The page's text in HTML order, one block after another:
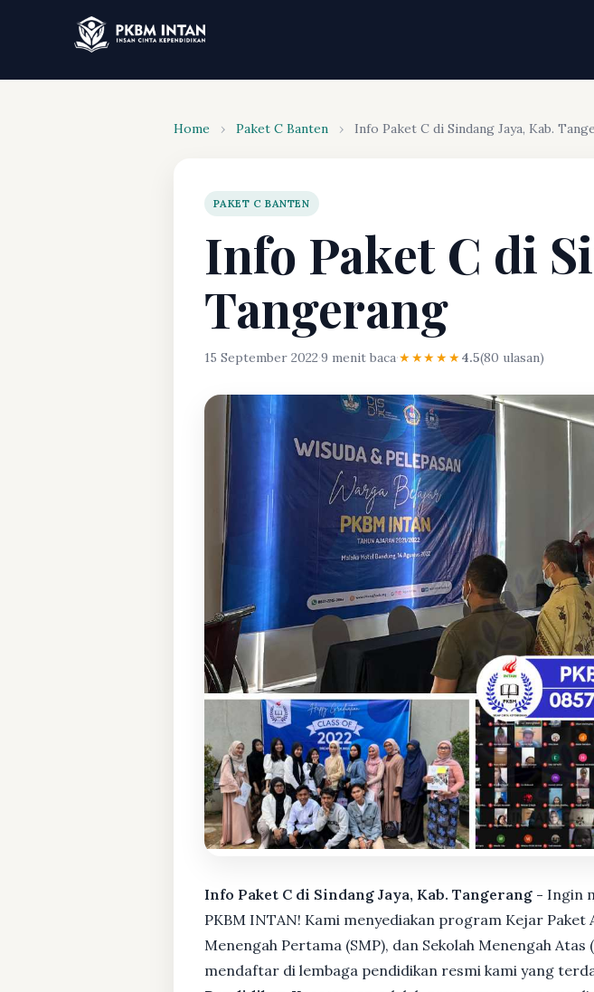
Home › Paket C Banten › Info Paket C di Sindang Jaya, Kab.
PAKET C BANTEN
Info Paket C di
Tangerang
15 September 2022·9 menit baca·★★★★★4.5(80 ulasan)
Info Paket C di Sindang Jaya, Kab. Tangerang - Ingin
PKBM INTAN! Kami menyediakan program Kejar Paket
Menengah Pertama (SMP), dan Sekolah Menengah
mendaftar di lembaga pendidikan resmi kami yang